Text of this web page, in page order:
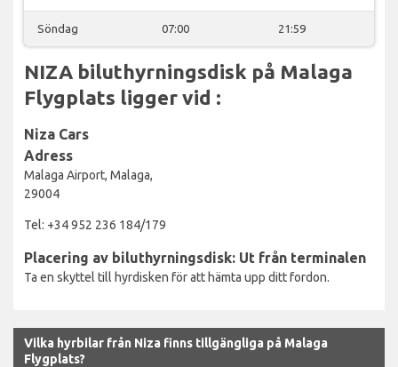
Söndag 07:00 21:59
NIZA biluthyrningsdisk på Malaga
Flygplats ligger vid :
Niza Cars
Adress
Malaga Airport, Malaga,
29004
Tel: +34 952 236 184/179
Placering av biluthyrningsdisk: Ut från terminalen
Ta en skyttel till hyrdisken för att hämta upp ditt fordon.
Vilka hyrbilar från Niza finns tillgängliga på Malaga
Flygplats?